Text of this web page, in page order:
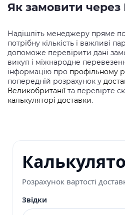
Як замовити через
Надішліть менеджеру пряме
потрібну кількість і важливі
допоможе перевірити дані
викуп і міжнародне
інформацію про профільному
попередній розрахунок у
Великобританії та перевірте
калькуляторі доставки.
Розрахунок вартості
Звідки